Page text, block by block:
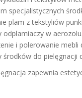
specjalistycznych
plam z tekstyliów
odplamiaczy w aerozolu.
i polerowanie mebli
środków do pielęgnacji
zapewnia